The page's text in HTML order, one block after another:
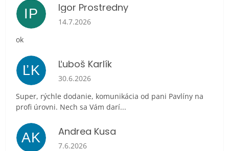
IP Igor Prostredny
Hodnotenie obchodu je 5 z 5 hviezdičiek.
14.7.2026
ok
ĽK Ľuboš Karlík
Hodnotenie obchodu je 5 z 5 hviezdičiek.
30.6.2026
Super, rýchle dodanie, komunikácia od pani Pavlíny na
profi úrovni. Nech sa Vám darí...
AK Andrea Kusa
Hodnotenie obchodu je 5 z 5 hviezdičiek.
7.6.2026